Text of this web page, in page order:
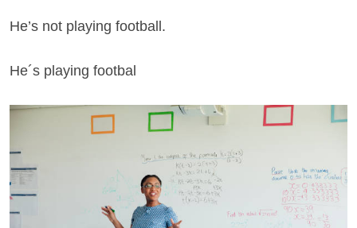
He’s not playing football.
He´s playing footbal